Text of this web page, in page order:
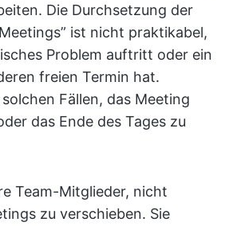
Die Durchsetzung der
ist nicht praktikabel,
Problem auftritt oder ein
freien Termin hat.
Fällen, das Meeting
das Ende des Tages zu
Team-Mitglieder, nicht
zu verschieben. Sie